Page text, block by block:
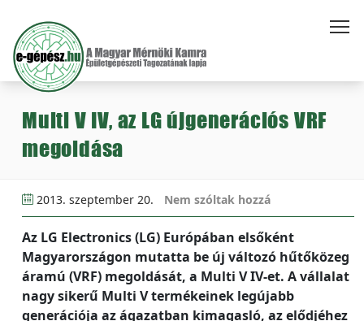
Multi V IV, az LG újgenerációs VRF
megoldása
2013. szeptember 20. Nem szóltak hozzá
Az LG Electronics (LG) Európában elsőként
Magyarországon mutatta be új változó hűtőközeg
áramú (VRF) megoldását, a Multi V IV-et. A vállalat
nagy sikerű Multi V termékeinek legújabb
generációja az ágazatban kimagasló, az elődjéhez